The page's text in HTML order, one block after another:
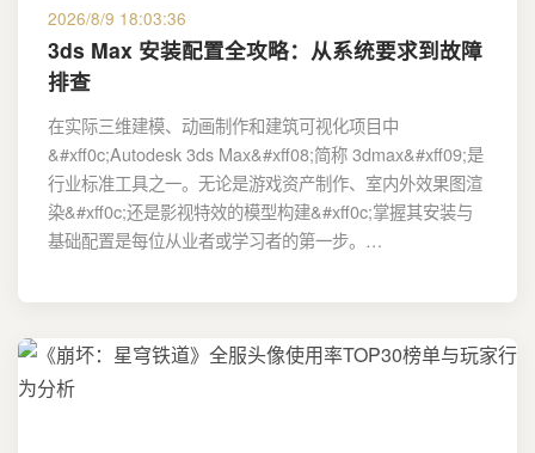
2026/8/9 18:03:36
3ds Max 安装配置全攻略：从系统要求到故障
排查
在实际三维建模、动画制作和建筑可视化项目中
&#xff0c;Autodesk 3ds Max&#xff08;简称 3dmax&#xff09;是
行业标准工具之一。无论是游戏资产制作、室内外效果图渲
染&#xff0c;还是影视特效的模型构建&#xff0c;掌握其安装与
基础配置是每位从业者或学习者的第一步。…